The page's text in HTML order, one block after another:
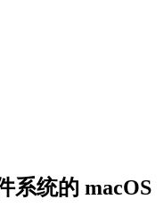
系统的 macOS